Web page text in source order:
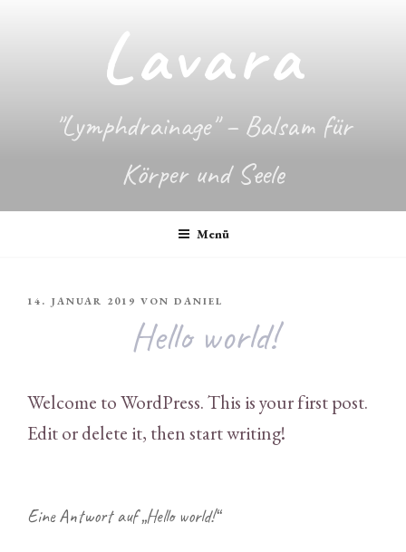
Lavara
"Lymphdrainage" – Balsam für
Körper und Seele
Menü
VERÖFFENTLICHT
14. JANUAR 2019 VON DANIEL
Hello world!
Welcome to WordPress. This is your first post.
Edit or delete it, then start writing!
Eine Antwort auf „Hello world!“